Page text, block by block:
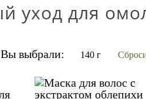
уход для
Вы выбрали: 140 г